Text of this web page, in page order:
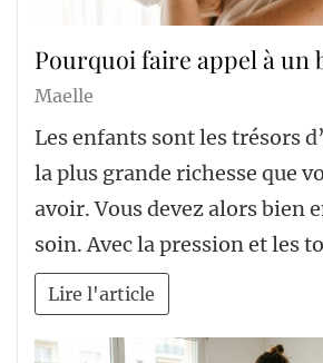
Pourquoi faire appel à un
Maelle
Les enfants sont les trésors
la plus grande richesse que
avoir. Vous devez alors bien
soin. Avec la pression et les
Lire l'article